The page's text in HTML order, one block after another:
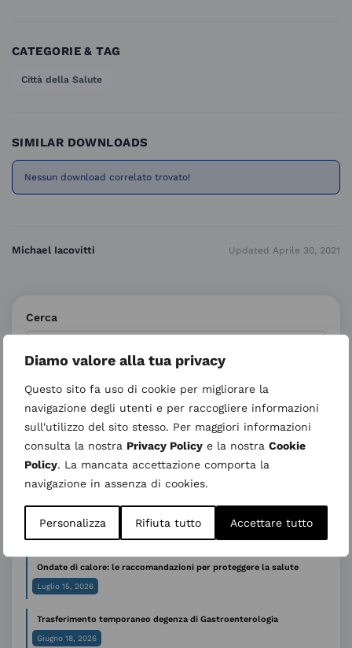
Diamo valore alla tua privacy
Questo sito fa uso di cookie per migliorare la
navigazione degli utenti e per raccogliere informazioni
sull'utilizzo del sito stesso. Per maggiori informazioni
consulta la nostra Privacy Policy e la nostra Cookie
Policy. La mancata accettazione comporta la
navigazione in assenza di cookies.
Personalizza Rifiuta tutto Accettare tutto
CATEGORIE & TAG
Città della Salute
SIMILAR DOWNLOADS
Nessun download correlato trovato!
Michael Iacovitti Updated Aprile 30, 2021
Cerca
Ultimi articoli
27 agosto 2026 nuovo incontro “Informativo su Parto Analgesia”
– Calendario 2026
Sospensione temporanea dell’attività ambulatoriale di Genetica
medica
Ondate di calore: le raccomandazioni per proteggere la salute
Luglio 15, 2026
Trasferimento temporaneo degenza di Gastroenterologia
Giugno 18, 2026